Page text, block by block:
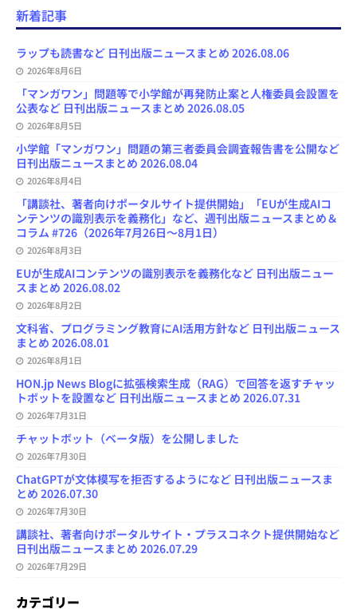
e
b
o
k
s
y
o
o
n
a
s
u
e
C
a
n
n
l
l
新着記事
ラップも読書など 日刊出版ニュースまとめ 2026.08.06
2026年8月6日
「マンガワン」問題等で小学館が再発防止案と人権委員会設置を
公表など 日刊出版ニュースまとめ 2026.08.05
2026年8月5日
小学館「マンガワン」問題の第三者委員会調査報告書を公開など
日刊出版ニュースまとめ 2026.08.04
2026年8月4日
「講談社、著者向けポータルサイト提供開始」「EUが生成AIコ
ンテンツの識別表示を義務化」など、週刊出版ニュースまとめ＆
コラム #726（2026年7月26日～8月1日）
2026年8月3日
EUが生成AIコンテンツの識別表示を義務化など 日刊出版ニュー
スまとめ 2026.08.02
2026年8月2日
文科省、プログラミング教育にAI活用方針など 日刊出版ニュース
まとめ 2026.08.01
2026年8月1日
HON.jp News Blogに拡張検索生成（RAG）で回答を返すチャッ
トボットを設置など 日刊出版ニュースまとめ 2026.07.31
2026年7月31日
チャットボット（ベータ版）を公開しました
2026年7月30日
ChatGPTが文体模写を拒否するようになど 日刊出版ニュースま
とめ 2026.07.30
2026年7月30日
講談社、著者向けポータルサイト・プラスコネクト提供開始など
日刊出版ニュースまとめ 2026.07.29
2026年7月29日
カテゴリー